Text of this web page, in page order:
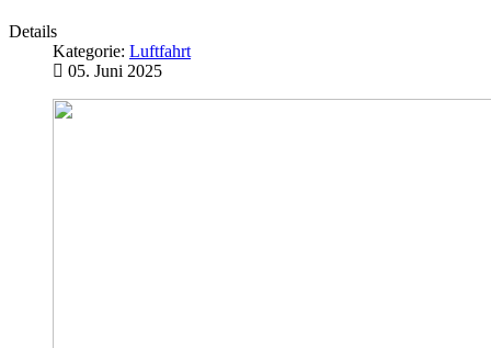
Details
Kategorie: Luftfahrt
05. Juni 2025